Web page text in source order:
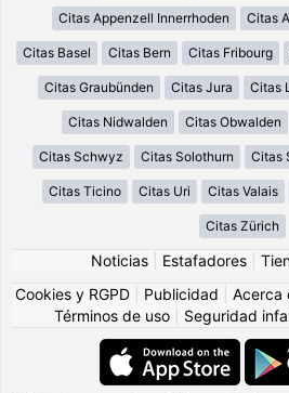
Citas Appenzell Innerrhoden Citas
Citas Basel Citas Bern Citas Fribourg
Citas Graubünden Citas Jura Citas
Citas Nidwalden Citas Obwalden
Citas Schwyz Citas Solothurn Citas
Citas Ticino Citas Uri Citas Valais
Citas Zürich
Noticias Estafadores
Cookies y RGPD
Publicidad Acerca
Términos de uso
Seguridad